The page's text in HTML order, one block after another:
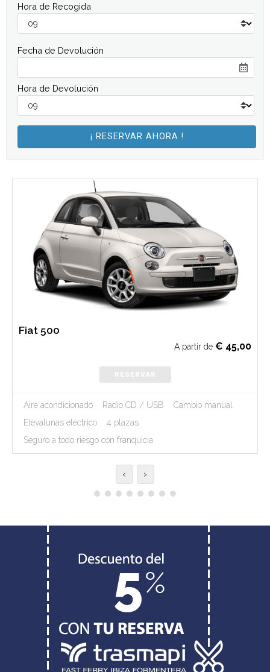
Hora de Recogida
Fecha de Devolución
Hora de Devolución
Fiat 500
A partir de € 45,00
RESERVAR
Aire acondicionado Radio CD / USB
Cambio manual
Elevalunas eléctrico
4 plazas
Seguro a todo riesgo con franquicia
‹ ›